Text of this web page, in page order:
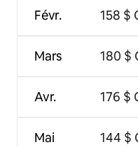
Févr.
Mars
Avr.
Mai
158 $
180 $
176 $
144 $